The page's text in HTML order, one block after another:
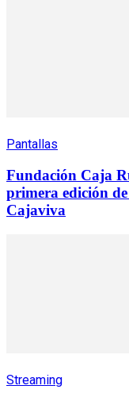
Pantallas
Fundación Caja
primera edición
Cajaviva
Streaming